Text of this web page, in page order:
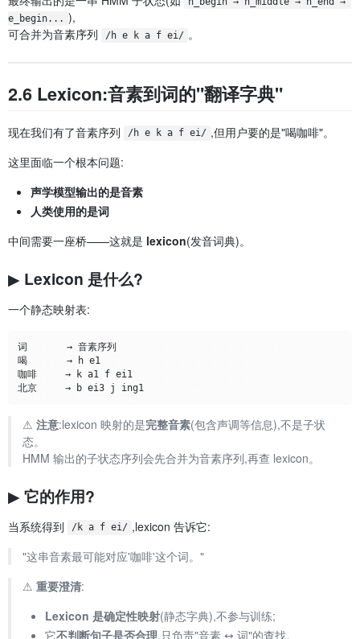
e_begin... ),
可合并为音素序列
/h e k a f ei/ 。
2.6 Lexicon:音素到词的"翻译字典"
现在我们有了音素序列 /h e k a f ei/ ,但用户要的是"喝咖啡"。
这里面临一个根本问题:
声学模型输出的是音素
人类使用的是词
中间需要一座桥——这就是 lexicon(发音词典)。
▶ Lexicon 是什么?
一个静态映射表:
词       → 音素序列
喝       → h e1
咖啡     → k a1 f ei1
北京     → b ei3 j ing1
⚠️ 注意:lexicon 映射的是完整音素(包含声调等信息),不是子状
态。
HMM 输出的子状态序列会先合并为音素序列,再查 lexicon。
▶ 它的作用?
当系统得到 /k a f ei/ ,lexicon 告诉它:
"这串音素最可能对应'咖啡'这个词。"
⚠️ 重要澄清:
Lexicon 是确定性映射(静态字典),不参与训练;
它不判断句子是否合理,只负责"音素 ↔ 词"的查找。